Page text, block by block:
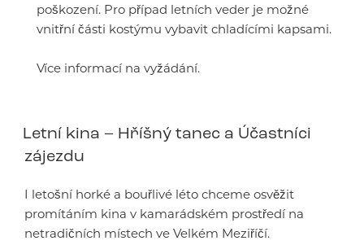
poškození. Pro případ letních veder je možné
vnitřní části kostýmu vybavit chladícími kapsami.
Více informací na vyžádání.
Letní kina – Hříšný tanec a Účastníci
zájezdu
I letošní horké a bouřlivé léto chceme osvěžit
promítáním kina v kamarádském prostředí na
netradičních místech ve Velkém Meziříčí.